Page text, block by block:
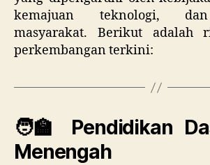
kemajuan teknologi,
masyarakat. Berikut adalah
perkembangan terkini:
🧑‍🏫 Pendidikan
Menengah